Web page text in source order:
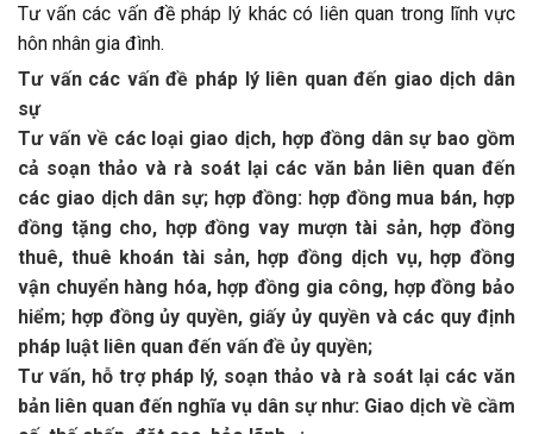
Tư vấn các vấn đề pháp lý khác có liên quan trong lĩnh vực
hôn nhân gia đình.
Tư vấn các vấn đề pháp lý liên quan đến giao dịch dân
sự
Tư vấn về các loại giao dịch, hợp đồng dân sự bao gồm
cả soạn thảo và rà soát lại các văn bản liên quan đến
các giao dịch dân sự; hợp đồng: hợp đồng mua bán, hợp
đồng tặng cho, hợp đồng vay mượn tài sản, hợp đồng
thuê, thuê khoán tài sản, hợp đồng dịch vụ, hợp đồng
vận chuyển hàng hóa, hợp đồng gia công, hợp đồng bảo
hiểm; hợp đồng ủy quyền, giấy ủy quyền và các quy định
pháp luật liên quan đến vấn đề ủy quyền;
Tư vấn, hỗ trợ pháp lý, soạn thảo và rà soát lại các văn
bản liên quan đến nghĩa vụ dân sự như: Giao dịch về cầm